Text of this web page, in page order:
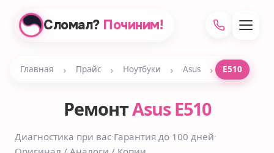
Сломал? Починим!
Главная › Прайс › Ноутбуки › Asus › E510
РемонтAsus E510
Диагностика при вас·Гарантия до 100 дней·